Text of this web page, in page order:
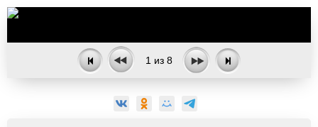
1 из 8